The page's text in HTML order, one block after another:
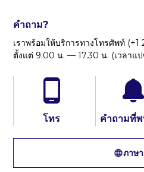
คำถาม?
เราพร้อมให้บริการทางโทรศัพท์
ตั้งแต่ 9.00 น. — 17.30 น. (เวลาแ
โทร คำถามที่
ภาษา